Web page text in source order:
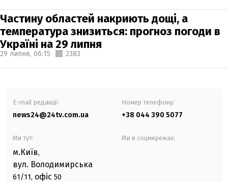
Частину областей накриють дощі, а
температура знизиться: прогноз погоди в
Україні на 29 липня
29 липня, 06:15 2383
E-mail редакції
news24@24tv.com.ua
Номер телефону:
+38 044 390 5077
Ми тут:
м.Київ,
вул. Володимирська
61/11, офіс 50
Ми в соцмережах: